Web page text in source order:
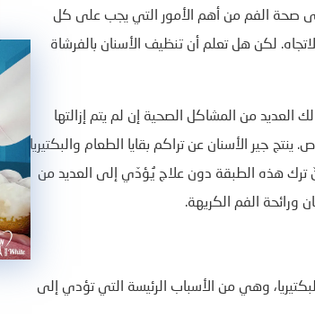
صحة الفم من أهم الأمور التي يجب على كل
لكن هل تعلم أن تنظيف الأسنان بالفرشاة
العديد من المشاكل الصحية إن لم يتم إزالتها
جير الأسنان عن تراكم بقايا الطعام والبكتيريا
ترك هذه الطبقة دون علاج يُؤدّي إلى العديد من
ورائحة الفم الكريهة.
وهي من الأسباب الرئيسة التي تؤدي إلى